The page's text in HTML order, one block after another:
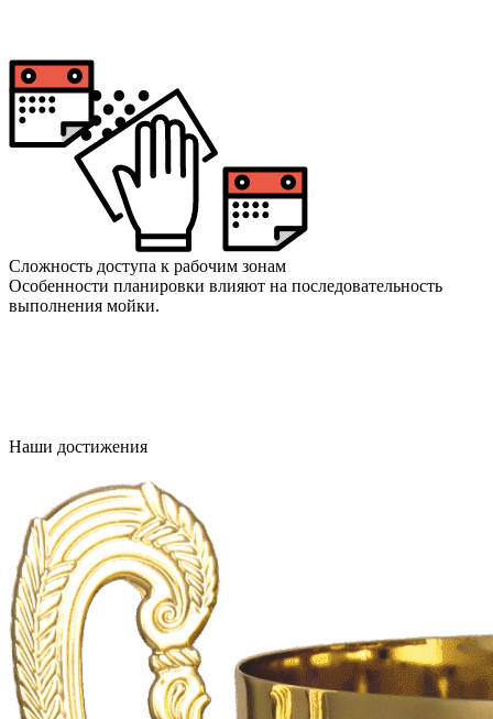
Сложность доступа к рабочим зонам
Особенности планировки влияют на последовательность
выполнения мойки.
Наши достижения